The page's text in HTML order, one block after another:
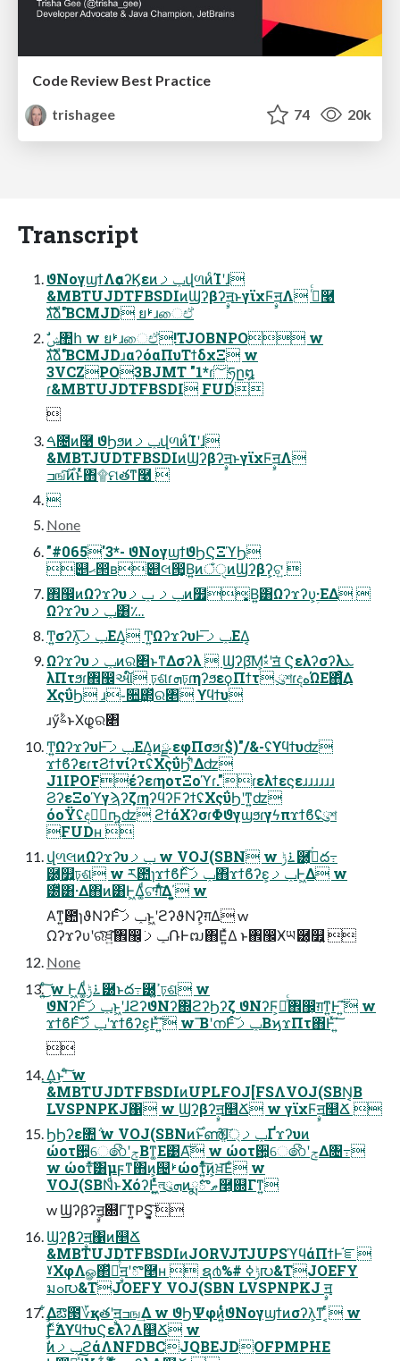
Code Review Best Practice
trishagee
74 20k
Transcript
ϑΝογϣϯΛѻ͏αʔϏεͷݕࡧվળͷͨΊʹɺ
&MBTUJDTFBSDIͷϢʔβʔࣙॻͱγϊχϜࣙॻΛ ࡞ͬͨ࿩
גࣜձࣾ'BCMJD ยࢁɹைඒ
גࣜձࣾ'BCMJDɹαʔόαΠυΤϯδχΞ w
3VCZPO3BJMT "1*ɾ؅ཧը໘
ɾ&MBTUJDTFBSDI FUD

ࠓ೔ͷ࿩ ϑϦϧͷݕࡧվળͷͨΊʹɺ
&MBTJUDTFBSDIͷϢʔβʔࣙॻͱγϊχϜࣙॻΛ
ߏஙͨ࣌͠ͷͱͬͯ΋۩ମతͳ࿩ 

None
"#065'3*- ϑΝογϣϯϑϦϚΞϓϦ
୅ޙ൒ʙ୅લ൒͙Β͍ͷঁੑͷϢʔβʔ͕ଟ͍ 
঎඼ͷΩʔϫʔυݕࡧ ݕࡧͷ໿͙Β͍͸Ωʔϫʔυؚ͕·ΕΔ 
Ωʔϫʔυݕࡧ͸؊
Ͳ͏͍͏σʔλ͕ݕࡧ͞ΕΔ͔ Ͳ͏͍͏ΩʔϫʔυͰݕࡧ͞ΕΔ͔
Ωʔϫʔυݕࡧͷର৅ͱͳΔσʔλ  Ϣʔβ͞Μ͕ࣗ༝ʹॻ͘ Ϛελʔσʔλܥ
λΠτϧɾ঎඼આ໌ ঢ়ଶɾܗঢ়ɾηʔϧεϙΠϯτ ུশɾදهΏΕ΋ͦͦ͋͜͜Δ
ΧςΰϦ ɹ֊૚͢΂͕ͯର৅ ϒϥϯυ
ɹӳࣈͱΧφ͕ର৅
Ͳ͏͍͏ΩʔϫʔυͰݕࡧ͞ΕΔ͔ͷྫ εφΠσϧɾ$)"/&-ʢϒϥϯυʣ
ϫϯϐʔεɾτϨϯνίʔτʢΧςΰϦʹ͋Δʣ
J1IPOFέʔεɾηοτΞοϓɾ."ɾελϯεϛεɹɹɹɹɹɹ
ϨʔεΞοϓγϡʔζɾηʔϥʔϜʔϯʢΧςΰϦʹͳ͍ʣ
όοΫʢදهؒҧ͍ʣ ϩϯάΧʔσɾΦϑγϣϧɾγϟπϫϯϐʢུশ
FUDʜ 
վળલͷΩʔϫʔυݕࡧ w VOJ(SBN w ࠶ݱ཰͕ߴͯ͘ద߹
཰͕௿͍ঢ়ଶ w ར఺ɿϫϯϐͰݕࡧͯ͠΋ϫϯϐʔε͕ݕࡧͰ͖Δ w
౰ͯ͸·Δ΋ͷ͸Ͱ͖Δ͚ͩଟ͘ग़ͯ͋͛͠Δ΄͏͕͍͍ w
Α͘ͳ͍఺ɿϑΝʔͰݕࡧͨ͠ͱ͖ʹϩʔϑΝʔ͕ग़Δ w
Ωʔϫʔυʹରͯ͠ਖ਼͍͠঎඼͕ݕࡧ݁ՌͰຒ΋Ε͍ͯΔ ͱ঎඼Ӿཡ཰͕௿͍ 
None
͜͏͍ͨ͠ w Ͱ͖Δ͚ͩ࠶ݱ཰ͱద߹཰͕ߴ͍ঢ়ଶ w
ϑΝʔͰݕࡧͨ͠ͱ͖ʹɺϩʔϑΝʔ΍ϩʔϦʔζ ϑΝʔϜ͕ೖͬͨ঎඼͕ग़ͳ͍Ͱ΄͍͠ w
ϫϯϐͰݕࡧͨ࣌͠ʹϫϯϐʔε͕Ͱͯ΄͍͠ w ͞ΒʹനͰݕࡧͨ͠ΒϗϫΠτ΋Ͱͯ΄͍͠

͜͏͢Δ͜ͱʹͨ͠ w
&MBTUJDTFBSDIͷUPLFOJ[FSΛVOJ(SBN͔Β
LVSPNPKJ΁ w Ϣʔβʔࣙॻ௥Ճ w γϊχϜࣙॻ௥Ճ 
ϦϦʔε৚݅ w VOJ(SBNͷ࣌ͱൺֱͯ͠ɺݕࡧ্Ґϫʔυͷ
ώοτ਺͕େ෯ʹݮΒͳ͚Ε͹Α͠ w ώοτ਺͕େ෯ʹݮΔ৔߹
w ώοτͯ͠͸μϝͳ΋ͷ͕୔ࢁώοτ͍ͯͨ͠ͷ͕ਖ਼͞Εͨ w
VOJ(SBNͩͱΧόʔͰ͖͍ͯͨলུܗͷྨٛޠొ࿥͕଍Γͳ͍
w Ϣʔβʔࣙॻ͕଍Γͳ͍PS͓͔͍͠ 
Ϣʔβʔࣙॻ΁ͷ௥Ճ
&MBTUJDTFBSDIͷJORVJTJUPSϓϥάΠϯͰ֬ೝ
ˠΧφΛௐ΂ͯৼͬͯࣙॻʹొ࿥ʜ  ຊ൪%# ݱߦ൛&TJOEFY
มߋ൛&TJOEFY VOJ(SBN LVSPNPKJ ࣙॻ
͋Δఔ౓؆қతʹࣙॻߏங͢Δ w ϑϦΨφͷ͍ͭͨϑΝογϣϯͷσʔλ͕ͳ ͔ͬͨ w
ࣗࣾͰ࣋ͬͯΔϒϥϯυϚελʔΛ௥Ճ w
ࣗࣾͷݕࡧϩάΛNFDBCJQBEJDOFPMPHE